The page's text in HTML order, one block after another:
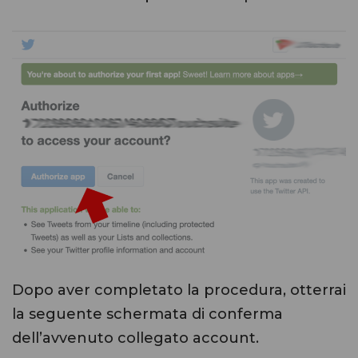
Dopo aver completato la procedura, otterrai
la seguente schermata di conferma
dell’avvenuto collegato account.